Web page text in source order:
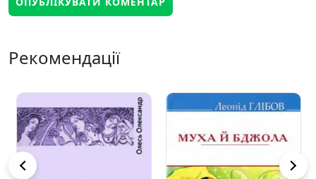
Рекомендації